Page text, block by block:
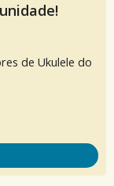
de Ukulele do